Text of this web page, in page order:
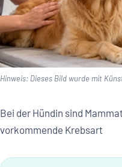
Hinweis: Dieses Bild wurde mit
Bei der Hündin sind
vorkommende Krebsart